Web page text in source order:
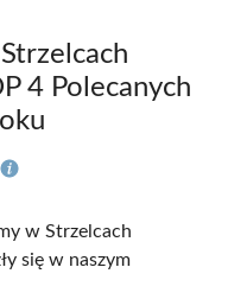
4 Polecanych
w Strzelcach
się w naszym